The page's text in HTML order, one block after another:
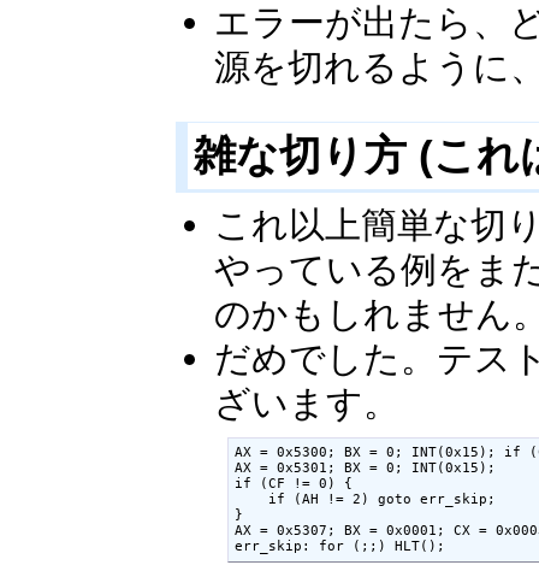
エラーが出たら、
源を切れるように
雑な切り方 (これ
これ以上簡単な切
やっている例をま
のかもしれません
だめでした。テス
ざいます。
AX = 0x5300; BX = 0; INT(0x15); if
AX = 0x5301; BX = 0; INT(0x15);
if (CF != 0) {
    if (AH != 2) goto err_skip;
}
AX = 0x5307; BX = 0x0001; CX =
err_skip: for (;;) HLT();